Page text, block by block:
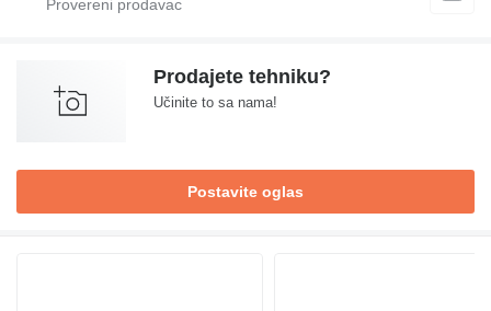
Prodajete tehniku?
Učinite to sa nama!
Postavite oglas